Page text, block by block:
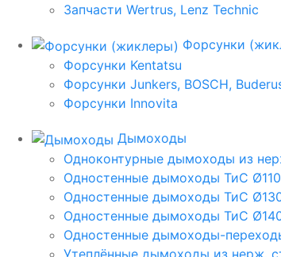
Запчасти Wertrus, Lenz Technic
Форсунки
Форсунки Kentatsu
Форсунки Junkers, BOSCH,
Форсунки Innovita
Дымоходы
Одноконтурные дымоходы из
Одностенные дымоходы ТиС Ø110
Одностенные дымоходы ТиС
Одностенные дымоходы ТиС
Одностенные дымоходы-
Утеплённые дымоходы из нерж.